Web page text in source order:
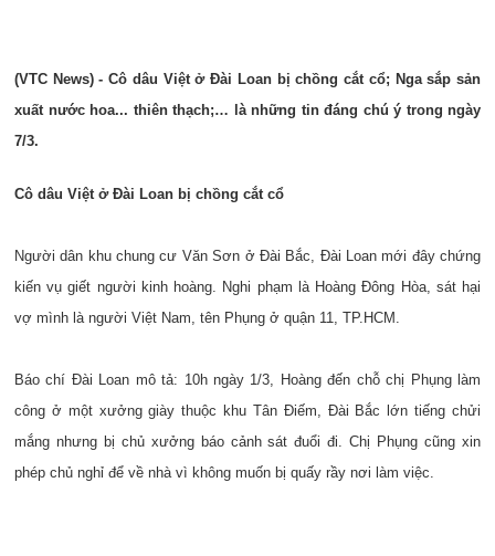
(VTC News) - Cô dâu Việt ở Đài Loan bị chồng cắt cổ; Nga sắp sản
xuất nước hoa... thiên thạch;… là những tin đáng chú ý trong ngày
7/3.
Cô dâu Việt ở Đài Loan bị chồng cắt cổ
Người dân khu chung cư Văn Sơn ở Đài Bắc, Đài Loan mới đây chứng
kiến vụ giết người kinh hoàng. Nghi phạm là Hoàng Đông Hòa, sát hại
vợ mình là người Việt Nam, tên Phụng ở quận 11, TP.HCM.
Báo chí Đài Loan mô tả: 10h ngày 1/3, Hoàng đến chỗ chị Phụng làm
công ở một xưởng giày thuộc khu Tân Điếm, Đài Bắc lớn tiếng chửi
mắng nhưng bị chủ xưởng báo cảnh sát đuổi đi. Chị Phụng cũng xin
phép chủ nghỉ để về nhà vì không muốn bị quấy rầy nơi làm việc.